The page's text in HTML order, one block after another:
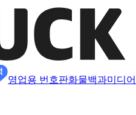
영업용 번호판화물백과미디어